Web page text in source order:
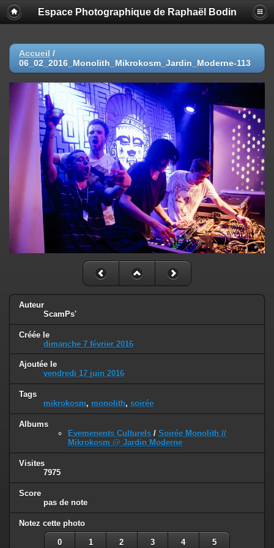
Espace Photographique de Raphaël Bodin
Accueil /
06_02_2016_Monolith_Mikrokosm_Jardin_Moderne-113
Auteur
ScamPs'
Créée le
dimanche 7 février 2016
Ajoutée le
vendredi 17 juin 2016
Tags
mikrokosm, monolith, soirée
Albums
Evemenents Culturels / Soirée Monolith //
Mikrokosm @ Jardin Moderne
Visites
7975
Score
pas de note
Notez cette photo
0 1 2 3 4 5